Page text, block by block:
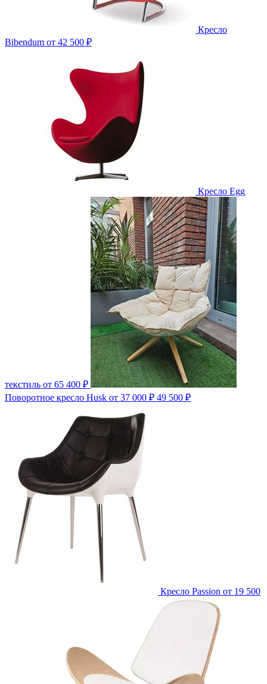
Кресло
Bibendum от 42 500 ₽
Кресло Egg
текстиль от 65 400 ₽
Поворотное кресло Husk от 37 000 ₽ 49 500 ₽
Кресло Passion от 19 500